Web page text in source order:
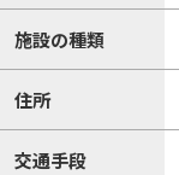
施設の種類
住所
交通手段